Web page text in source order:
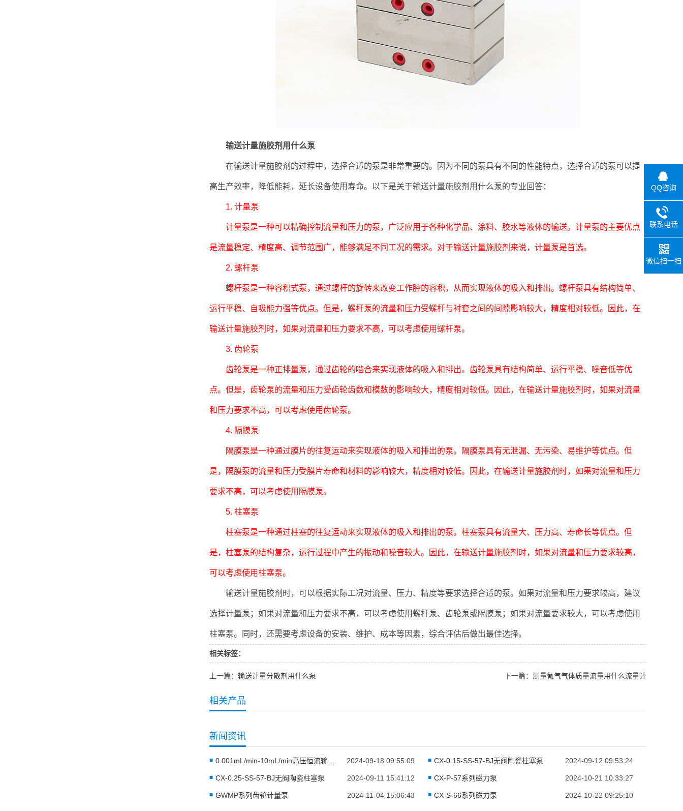
输送计量施胶剂用什么泵
在输送计量施胶剂的过程中，选择合适的泵是非常重要的。因为不同的泵具有不同的性能特点，选择合适的泵可以提
高生产效率，降低能耗，延长设备使用寿命。以下是关于输送计量施胶剂用什么泵的专业回答：
1. 计量泵
计量泵是一种可以精确控制流量和压力的泵，广泛应用于各种化学品、涂料、胶水等液体的输送。计量泵的主要优点
是流量稳定、精度高、调节范围广，能够满足不同工况的需求。对于输送计量施胶剂来说，计量泵是首选。
2. 螺杆泵
螺杆泵是一种容积式泵，通过螺杆的旋转来改变工作腔的容积，从而实现液体的吸入和排出。螺杆泵具有结构简单、
运行平稳、自吸能力强等优点。但是，螺杆泵的流量和压力受螺杆与衬套之间的间隙影响较大，精度相对较低。因此，在
输送计量施胶剂时，如果对流量和压力要求不高，可以考虑使用螺杆泵。
3. 齿轮泵
齿轮泵是一种正排量泵，通过齿轮的啮合来实现液体的吸入和排出。齿轮泵具有结构简单、运行平稳、噪音低等优
点。但是，齿轮泵的流量和压力受齿轮齿数和模数的影响较大，精度相对较低。因此，在输送计量施胶剂时，如果对流量
和压力要求不高，可以考虑使用齿轮泵。
4. 隔膜泵
隔膜泵是一种通过膜片的往复运动来实现液体的吸入和排出的泵。隔膜泵具有无泄漏、无污染、易维护等优点。但
是，隔膜泵的流量和压力受膜片寿命和材料的影响较大，精度相对较低。因此，在输送计量施胶剂时，如果对流量和压力
要求不高，可以考虑使用隔膜泵。
5. 柱塞泵
柱塞泵是一种通过柱塞的往复运动来实现液体的吸入和排出的泵。柱塞泵具有流量大、压力高、寿命长等优点。但
是，柱塞泵的结构复杂，运行过程中产生的振动和噪音较大。因此，在输送计量施胶剂时，如果对流量和压力要求较高，
可以考虑使用柱塞泵。
输送计量施胶剂时，可以根据实际工况对流量、压力、精度等要求选择合适的泵。如果对流量和压力要求较高，建议
选择计量泵；如果对流量和压力要求不高，可以考虑使用螺杆泵、齿轮泵或隔膜泵；如果对流量要求较大，可以考虑使用
柱塞泵。同时，还需要考虑设备的安装、维护、成本等因素，综合评估后做出最佳选择。
相关标签：
上一篇： 输送计量分散剂用什么泵 下一篇： 测量氪气气体质量流量用什么流量计
相关产品
新闻资讯
2024-09-18 09:55:09 CX-0.15-SS-57-BJ无阀陶瓷柱塞泵 2024-09-12 09:53:24
CX-0.25-SS-57-BJ无阀陶瓷柱塞泵 2024-09-11 15:41:12 CX-P-57系列磁力泵 2024-10-21 10:33:27
GWMP系列齿轮计量泵 2024-11-04 15:06:43 CX-S-66系列磁力泵 2024-10-22 09:25:10
QQ咨询
联系电话
微信扫一扫